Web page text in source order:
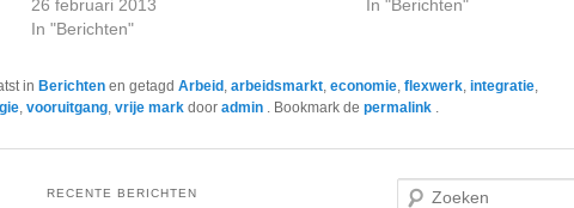
26 februari 2013
In "Berichten"
In "Berichten"
in Berichtenen getagd Arbeid , arbeidsmarkt, economie, flexwerk, integratie,
, vooruitgang, vrije markdoor admin . Bookmark de permalink .
RECENTE BERICHTEN